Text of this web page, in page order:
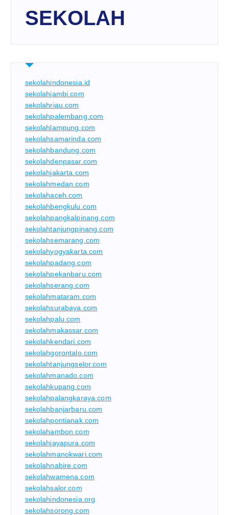
SEKOLAH
sekolahindonesia.id
sekolahjambi.com
sekolahriau.com
sekolahpalembang.com
sekolahlampung.com
sekolahsamarinda.com
sekolahbandung.com
sekolahdenpasar.com
sekolahjakarta.com
sekolahmedan.com
sekolahaceh.com
sekolahbengkulu.com
sekolahpangkalpinang.com
sekolahtanjungpinang.com
sekolahsemarang.com
sekolahyogyakarta.com
sekolahpadang.com
sekolahpekanbaru.com
sekolahserang.com
sekolahmataram.com
sekolahsurabaya.com
sekolahpalu.com
sekolahmakassar.com
sekolahkendari.com
sekolahgorontalo.com
sekolahtanjungselor.com
sekolahmanado.com
sekolahkupang.com
sekolahpalangkaraya.com
sekolahbanjarbaru.com
sekolahpontianak.com
sekolahambon.com
sekolahjayapura.com
sekolahmanokwari.com
sekolahnabire.com
sekolahwamena.com
sekolahsalor.com
sekolahindonesia.org
sekolahsorong.com